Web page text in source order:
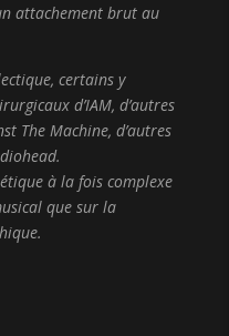
attachement brut au
certains y
d’IAM, d’autres
The Machine, d’autres
à la fois complexe
que sur la